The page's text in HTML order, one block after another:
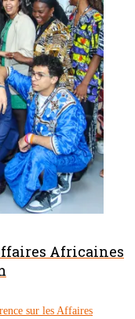
Africaines
sur les Affaires